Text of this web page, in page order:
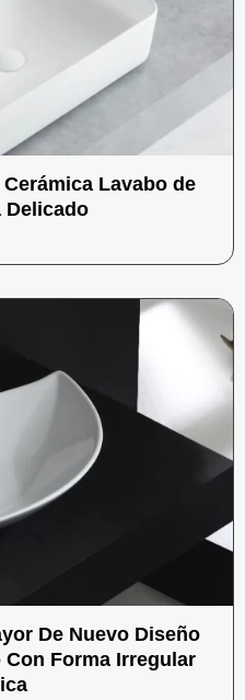
Lavabo de
Delicado
De Nuevo Diseño
Con Forma Irregular